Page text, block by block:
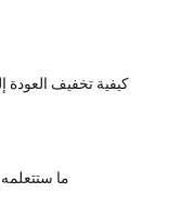
كيفية تخفيف العودة
ما